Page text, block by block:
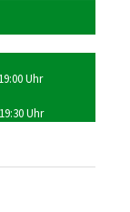
Uhr
Uhr